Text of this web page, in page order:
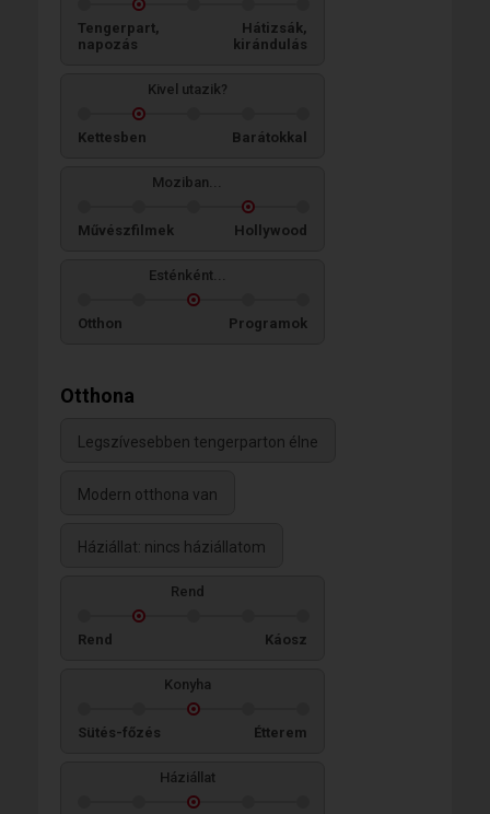
Tengerpart,
napozás
Hátizsák,
kirándulás
Kivel utazik?
Kettesben Barátokkal
Moziban...
Művészfilmek Hollywood
Esténként...
Otthon Programok
Otthona
Legszívesebben tengerparton élne
Modern otthona van
Háziállat: nincs háziállatom
Rend
Rend Káosz
Konyha
Sütés-főzés Étterem
Háziállat